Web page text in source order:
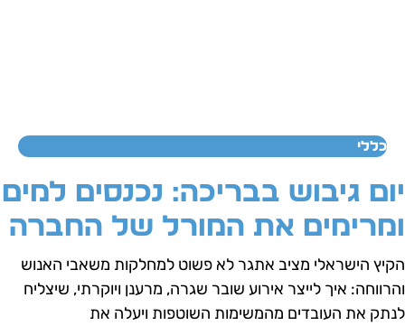
כללי
גיבוש בבריכה: נכנסים למים
את המורל של החברה
הישראלי מציב אתגר לא פשוט למחלקות משאבי האנוש
איך לייצר אירוע שובר שגרה, מרענן ויוקרתי, שיצליח
את העובדים מהמשימות השוטפות ויעלה את